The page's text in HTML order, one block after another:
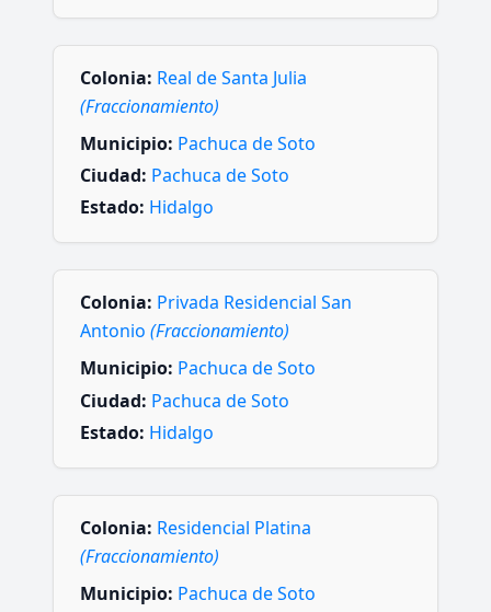
Colonia: Real de Santa Julia
(Fraccionamiento)
Municipio: Pachuca de Soto
Ciudad: Pachuca de Soto
Estado: Hidalgo
Colonia: Privada Residencial San
Antonio (Fraccionamiento)
Municipio: Pachuca de Soto
Ciudad: Pachuca de Soto
Estado: Hidalgo
Colonia: Residencial Platina
(Fraccionamiento)
Municipio: Pachuca de Soto